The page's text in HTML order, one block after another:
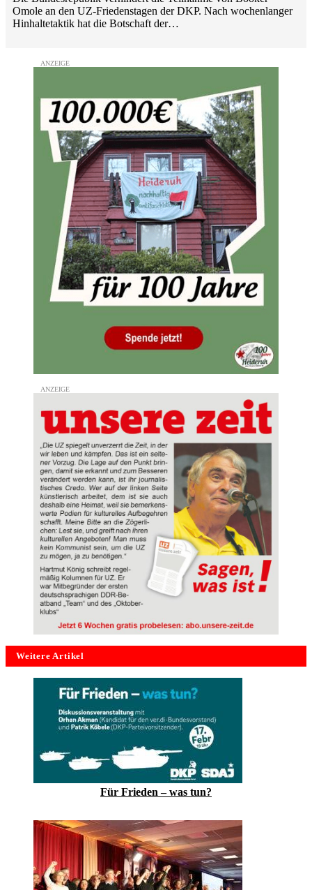
Omole an den UZ-Friedenstagen der DKP. Nach wochenlanger
Hinhaltetaktik hat die Botschaft der…
Weitere Artikel
Für Frieden – was tun?